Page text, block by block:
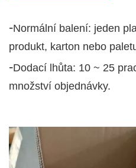
-Normální balení: jeden
produkt, karton nebo
-Dodací lhůta: 10 ~ 25
množství objednávky.